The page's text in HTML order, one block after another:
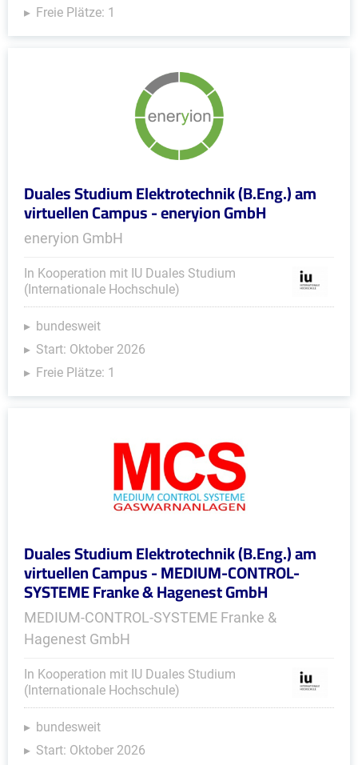
Freie Plätze: 1
Duales Studium Elektrotechnik (B.Eng.) am
virtuellen Campus - eneryion GmbH
eneryion GmbH
In Kooperation mit IU Duales Studium
(Internationale Hochschule)
bundesweit
Start: Oktober 2026
Freie Plätze: 1
Duales Studium Elektrotechnik (B.Eng.) am
virtuellen Campus - MEDIUM-CONTROL-
SYSTEME Franke & Hagenest GmbH
MEDIUM-CONTROL-SYSTEME Franke &
Hagenest GmbH
In Kooperation mit IU Duales Studium
(Internationale Hochschule)
bundesweit
Start: Oktober 2026